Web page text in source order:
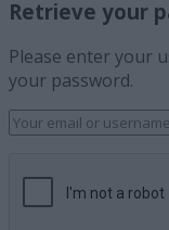
Retrieve your
Please enter your
your password.